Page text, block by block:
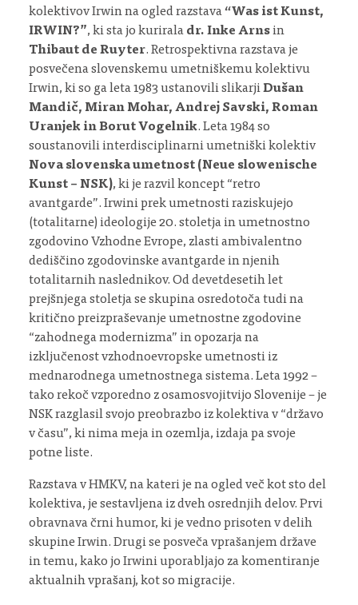
kolektivov Irwin na ogled razstava“Was ist Kunst,
IRWIN?”, ki sta jo kurirala dr. Inke Arnsin
Thibaut de Ruyter. Retrospektivna razstava je
posvečena slovenskemu umetniškemu kolektivu
Irwin, ki so ga leta 1983 ustanovili slikarjiDušan
Mandič, Miran Mohar, Andrej Savski, Roman
Uranjek in Borut Vogelnik. Leta 1984 so
soustanovili interdisciplinarni umetniški kolektiv
Nova slovenska umetnost (Neue slowenische
Kunst – NSK), ki je razvil koncept “retro
avantgarde”. Irwini prek umetnosti raziskujejo
(totalitarne) ideologije 20. stoletja in umetnostno
zgodovino Vzhodne Evrope, zlasti ambivalentno
dediščino zgodovinske avantgarde in njenih
totalitarnih naslednikov. Od devetdesetih let
prejšnjega stoletja se skupina osredotoča tudi na
kritično preizpraševanje umetnostne zgodovine
“zahodnega modernizma” in opozarja na
izključenost vzhodnoevropske umetnosti iz
mednarodnega umetnostnega sistema. Leta 1992 –
tako rekoč vzporedno z osamosvojitvijo Slovenije – je
NSK razglasil svojo preobrazbo iz kolektiva v “državo
v času”, ki nima meja in ozemlja, izdaja pa svoje
potne liste.
Razstava v HMKV, na kateri je na ogled več kot sto del
kolektiva, je sestavljena iz dveh osrednjih delov. Prvi
obravnava črni humor, ki je vedno prisoten v delih
skupine Irwin. Drugi se posveča vprašanjem države
in temu, kako jo Irwini uporabljajo za komentiranje
aktualnih vprašanj, kot so migracije.